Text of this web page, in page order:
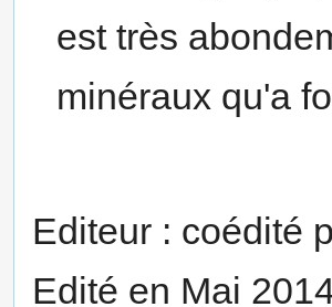
est très
minéraux qu'a
Editeur : coédité
Edité en Mai